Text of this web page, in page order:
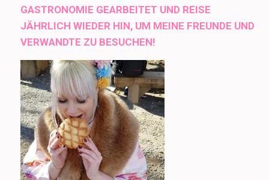
GASTRONOMIE GEARBEITET UND REISE
JÄHRLICH WIEDER HIN, UM MEINE FREUNDE UND
VERWANDTE ZU BESUCHEN!